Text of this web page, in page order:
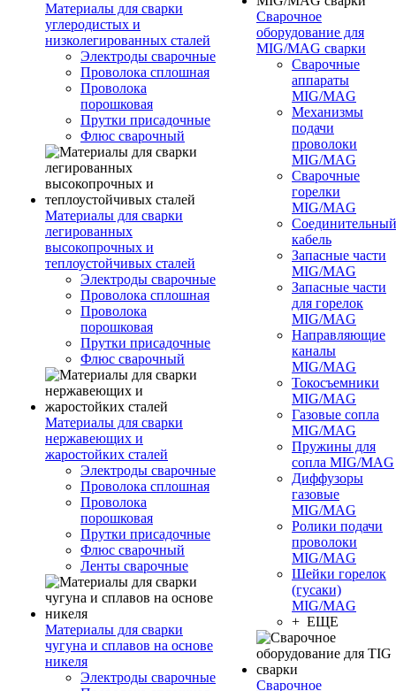
Материалы для сварки
углеродистых и
низколегированных сталей
Электроды сварочные
Проволока сплошная
Проволока
порошковая
Прутки присадочные
Флюс сварочный
Материалы для сварки
легированных
высокопрочных и
теплоустойчивых сталей
Электроды сварочные
Проволока сплошная
Проволока
порошковая
Прутки присадочные
Флюс сварочный
Материалы для сварки
нержавеющих и
жаростойких сталей
Электроды сварочные
Проволока сплошная
Проволока
порошковая
Прутки присадочные
Флюс сварочный
Ленты сварочные
Материалы для сварки
чугуна и сплавов на основе
никеля
Электроды сварочные
Сварочное
оборудование для
MIG/MAG сварки
Сварочные
аппараты
MIG/MAG
Механизмы
подачи
проволоки
MIG/MAG
Сварочные
горелки
MIG/MAG
Соединительный
кабель
Запасные части
MIG/MAG
Запасные части
для горелок
MIG/MAG
Направляющие
каналы
MIG/MAG
Токосъемники
MIG/MAG
Газовые сопла
MIG/MAG
Пружины для
сопла MIG/MAG
Диффузоры
газовые
MIG/MAG
Ролики подачи
проволоки
MIG/MAG
Шейки горелок
(гусаки)
MIG/MAG
+ ЕЩЕ
Сварочное